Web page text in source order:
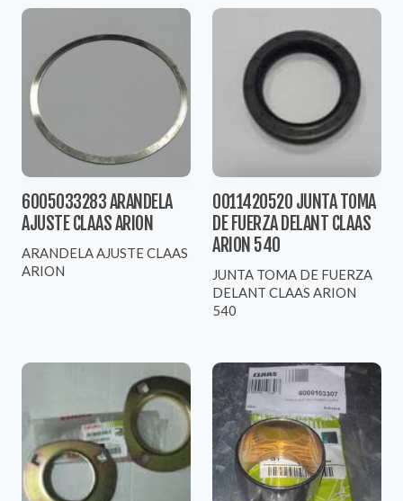
6005033283 ARANDELA
AJUSTE CLAAS ARION
ARANDELA AJUSTE CLAAS
ARION
0011420520 JUNTA TOMA
DE FUERZA DELANT CLAAS
ARION 540
JUNTA TOMA DE FUERZA
DELANT CLAAS ARION
540